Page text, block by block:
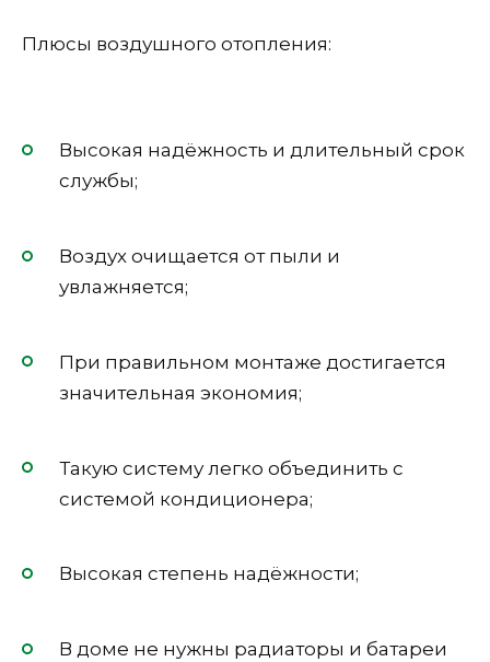
Плюсы воздушного отопления:
Высокая надёжность и длительный срок
службы;
Воздух очищается от пыли и
увлажняется;
При правильном монтаже достигается
значительная экономия;
Такую систему легко объединить с
системой кондиционера;
Высокая степень надёжности;
В доме не нужны радиаторы и батареи